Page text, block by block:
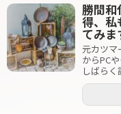
勝間和
得、私
てみま
元カツマ
からPC
しばら